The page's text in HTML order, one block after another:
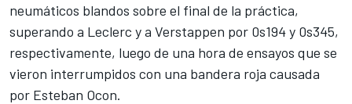
neumáticos blandos sobre el final de la práctica,
superando a Leclerc y a Verstappen por 0s194 y 0s345,
respectivamente, luego de una hora de ensayos que se
vieron interrumpidos con una bandera roja causada
por Esteban Ocon.